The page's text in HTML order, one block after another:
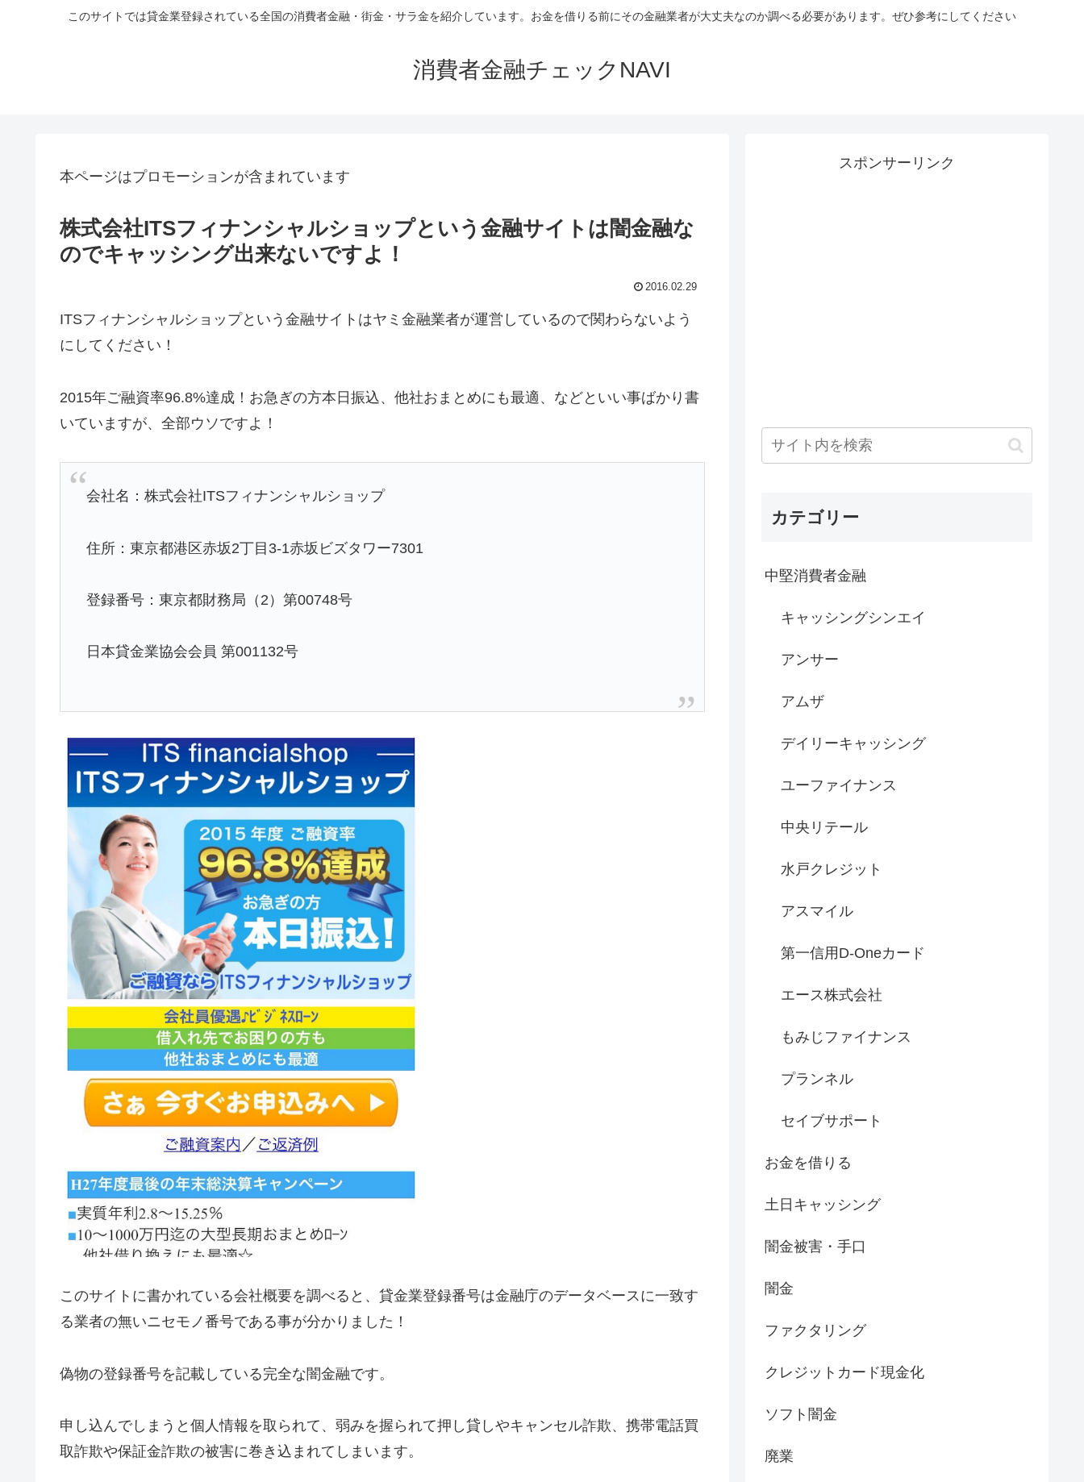
このサイトでは貸金業登録されている全国の消費者金融・街金・サラ金を紹介しています。お金を借りる前にその金融業者が大丈夫なのか調べる必要があります。ぜひ参考にしてください
消費者金融チェックNAVI
本ページはプロモーションが含まれています
株式会社ITSフィナンシャルショップという金融サイトは闇金融な
のでキャッシング出来ないですよ！
2016.02.29
ITSフィナンシャルショップという金融サイトはヤミ金融業者が運営しているので関わらないよう
にしてください！
2015年ご融資率96.8%達成！お急ぎの方本日振込、他社おまとめにも最適、などといい事ばかり書
いていますが、全部ウソですよ！
会社名：株式会社ITSフィナンシャルショップ
住所：東京都港区赤坂2丁目3-1赤坂ビズタワー7301
登録番号：東京都財務局（2）第00748号
日本貸金業協会会員 第001132号
このサイトに書かれている会社概要を調べると、貸金業登録番号は金融庁のデータベースに一致す
る業者の無いニセモノ番号である事が分かりました！
偽物の登録番号を記載している完全な闇金融です。
申し込んでしまうと個人情報を取られて、弱みを握られて押し貸しやキャンセル詐欺、携帯電話買
取詐欺や保証金詐欺の被害に巻き込まれてしまいます。
スポンサーリンク
カテゴリー
中堅消費者金融
キャッシングシンエイ
アンサー
アムザ
デイリーキャッシング
ユーファイナンス
中央リテール
水戸クレジット
アスマイル
第一信用D-Oneカード
エース株式会社
もみじファイナンス
プランネル
セイブサポート
お金を借りる
土日キャッシング
闇金被害・手口
闇金
ファクタリング
クレジットカード現金化
ソフト闇金
廃業